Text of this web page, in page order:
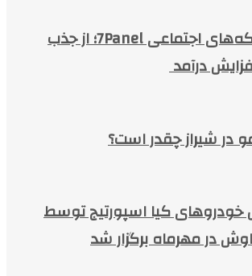
خدمات شبکه‌های اجتماعی 7Panel؛ از جذب
درآمد
در شیراز چقدر است؟
کیا اسپورتیج توسط
در مهرماه برگزار شد